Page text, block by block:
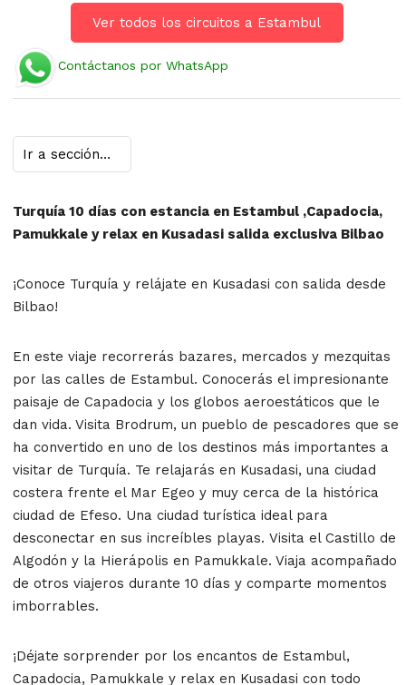
Ver todos los circuitos a Estambul
Contáctanos por WhatsApp
Turquía 10 días con estancia en Estambul ,Capadocia,
Pamukkale y relax en Kusadasi salida exclusiva Bilbao
¡Conoce Turquía y relájate en Kusadasi con salida desde
Bilbao!
En este viaje recorrerás bazares, mercados y mezquitas
por las calles de Estambul. Conocerás el impresionante
paisaje de Capadocia y los globos aeroestáticos que le
dan vida. Visita Brodrum, un pueblo de pescadores que se
ha convertido en uno de los destinos más importantes a
visitar de Turquía. Te relajarás en Kusadasi, una ciudad
costera frente el Mar Egeo y muy cerca de la histórica
ciudad de Efeso. Una ciudad turística ideal para
desconectar en sus increíbles playas. Visita el Castillo de
Algodón y la Hierápolis en Pamukkale. Viaja acompañado
de otros viajeros durante 10 días y comparte momentos
imborrables.
¡Déjate sorprender por los encantos de Estambul,
Capadocia, Pamukkale y relax en Kusadasi con todo